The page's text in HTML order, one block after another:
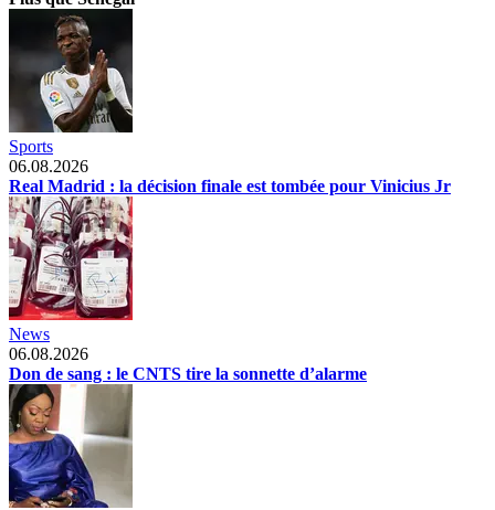
Sports
06.08.2026
Real Madrid : la décision finale est tombée pour Vinicius Jr
News
06.08.2026
Don de sang : le CNTS tire la sonnette d’alarme